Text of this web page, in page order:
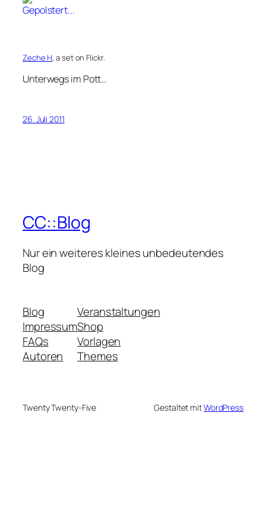
Zeche H, a set on Flickr.
Unterwegs im Pott…
26. Juli 2011
CC::Blog
Nur ein weiteres kleines unbedeutendes
Blog
Blog
Impressum
FAQs
Autoren
Veranstaltungen
Shop
Vorlagen
Themes
Twenty Twenty-Five Gestaltet mitWordPress